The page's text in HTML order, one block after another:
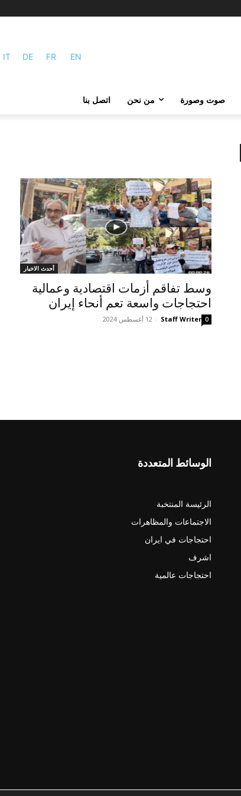
IT DE FR EN
صوت وصورة من نحن اتصل بنا
أحدث الاخبار
وسط تفاقم أزمات اقتصادية وعمالية
احتجاجات واسعة تعم أنحاء إيران
Staff Writer
- 12 أغسطس 2024 0
الوسائط المتعددة
الرئيسة المنتخبة
الاجتماعات والمظاهرات
احتجاجات في ايران
اشرف
احتجاجات عالمية